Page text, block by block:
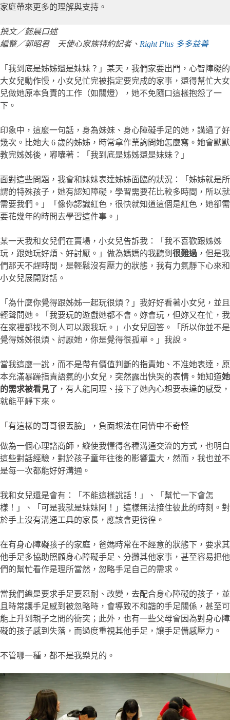
家庭帶來更多的理解與支持。
撰文／懿晨口述
編整／郭昭君 天使心家族特約記者、 Right Plus 多多益善
「我到底是姊姊還是妹妹？」某天，我們家要出門，心智障礙的
大女兒動作慢，小女兒忙完被指定要完成的家事，還得幫忙大女
兒做她原本負責的工作（如關燈），她不免隨口這樣抱怨了一
下。
印象中，這麼一句話，身為妹妹、身心障礙手足的她，講過了好
幾次。比她大 6 歲的姊姊，時常拿作業詢問她怎麼寫。她會默默
教完姊姊後，嘟囔著：「我到底是姊姊還是妹妹？」
面對這些問題，我會和妹妹表達姊姊面臨的狀況：「姊姊就是所
謂的特殊孩子，她有認知障礙，學習需要花比較多時間，所以就
需要我們。」「像你認識紅色，很快就知道這個是紅色，她卻需
要花幾年的時間去學習這件事。」
某一天我和女兒們在賣場，小女兒告訴我：「我不喜歡跟姊姊
玩，跟她玩好煩、好討厭。」做為媽媽的我聽到 很難過 ，但是我
們那天不趕時間，是輕鬆沒有壓力的狀態，我有力氣靜下心來和
小女兒展開對話。
「為什麼你覺得跟姊姊一起玩很煩？」我好好看著小女兒，並且
輕聲問她。「我要玩的遊戲她都不會。妳會玩，但妳又在忙，我
在家裡都找不到人可以跟我玩。」小女兒回答。「所以你並不是
覺得姊姊很煩、討厭她，你是覺得很孤單。」我說。
當我這麼一說，而不是帶有價值判斷的指責她、不准她表達，原
本充滿暴躁指責語氣的小女兒，突然露出快哭的表情。她知道她
的需求被看見了 ，有人能同理、接下了她內心想要表達的感受，
就能平靜下來。
「有這樣的哥哥很丟臉」，負面想法在同儕中不奇怪
做為一個心理諮商師，縱使我懂得各種溝通交流的方式，也明白
這些對話經驗，對於孩子童年往後的影響重大，然而，我也並不
是每一次都能好好溝通。
我和女兒還是會有：「不能這樣說話！」、「幫忙一下會怎
樣！」、「可是我就是妹妹阿！」這樣無法接住彼此的時刻。對
於手上沒有溝通工具的家長，應該會更徬徨。
在有身心障礙孩子的家庭，爸媽時常在不經意的狀態下，要求其
他手足多協助照顧身心障礙手足、分攤其他家事，甚至容易把他
們的幫忙看作是理所當然，忽略手足自己的需求。
當我們總是要求手足要忍耐、改變，去配合身心障礙的孩子，並
且時常讓手足感到被忽略時，會導致不和諧的手足關係，甚至可
能上升到親子之間的衝突；此外，也有一些父母會因為對身心障
礙的孩子感到失落，而過度重視其他手足，讓手足備感壓力。
不管哪一種，都不是我樂見的。